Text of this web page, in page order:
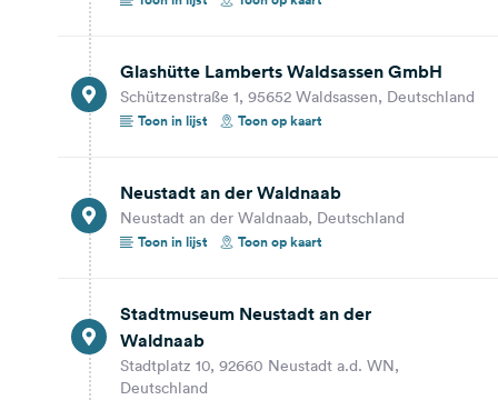
Dag 2
122,1 km 1 uur 49 min.
Lohberg
Toon op kaart
Bodenmais, Deutschland
Toon op kaart
Glashütte Lamberts Waldsassen GmbH
Schützenstraße 1, 95652 Waldsassen, Deutschland
Toon in lijst
Toon op kaart
Neustadt an der Waldnaab
Neustadt an der Waldnaab, Deutschland
Toon in lijst
Toon op kaart
Stadtmuseum Neustadt an der
Waldnaab
Stadtplatz 10, 92660 Neustadt a.d. WN,
Deutschland